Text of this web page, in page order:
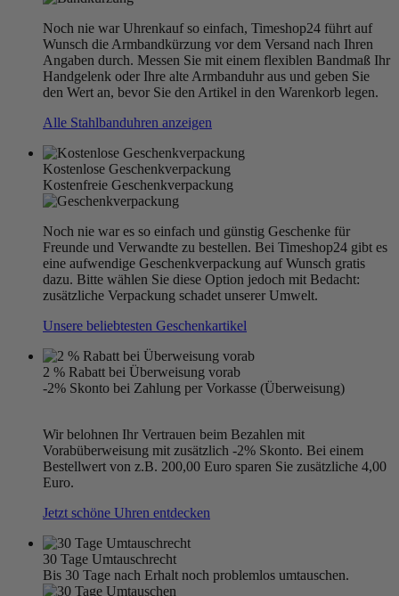
Noch nie war Uhrenkauf so einfach, Timeshop24 führt auf
Wunsch die Armbandkürzung vor dem Versand nach Ihren
Angaben durch. Messen Sie mit einem flexiblen Bandmaß Ihr
Handgelenk oder Ihre alte Armbanduhr aus und geben Sie
den Wert an, bevor Sie den Artikel in den Warenkorb legen.
Alle Stahlbanduhren anzeigen
Kostenlose Geschenkverpackung
Kostenfreie Geschenkverpackung
Noch nie war es so einfach und günstig Geschenke für
Freunde und Verwandte zu bestellen. Bei Timeshop24 gibt es
eine aufwendige Geschenkverpackung auf Wunsch gratis
dazu. Bitte wählen Sie diese Option jedoch mit Bedacht:
zusätzliche Verpackung schadet unserer Umwelt.
Unsere beliebtesten Geschenkartikel
2 % Rabatt bei Überweisung vorab
-2% Skonto bei Zahlung per Vorkasse (Überweisung)
Wir belohnen Ihr Vertrauen beim Bezahlen mit
Vorabüberweisung mit zusätzlich -2% Skonto. Bei einem
Bestellwert von z.B. 200,00 Euro sparen Sie zusätzliche 4,00
Euro.
Jetzt schöne Uhren entdecken
30 Tage Umtauschrecht
Bis 30 Tage nach Erhalt noch problemlos umtauschen.